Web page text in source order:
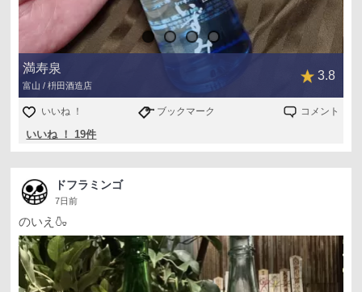
満寿泉
富山 / 枡田酒造店
3.8
いいね ！ ブックマーク コメント
いいね ！ 19件
ドフラミンゴ
7日前
のいえ🍶